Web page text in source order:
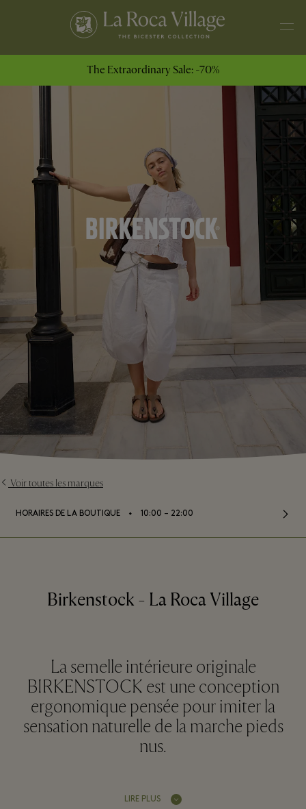
The Extraordinary Sale: -70%
Voir toutes les marques
HORAIRES DE LA BOUTIQUE ⬩ 10:00 – 22:00
Birkenstock - La Roca Village
La semelle intérieure originale
BIRKENSTOCK est une conception
ergonomique pensée pour imiter la
sensation naturelle de la marche pieds
nus.
LIRE PLUS